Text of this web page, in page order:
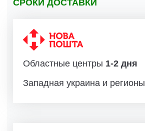
СРОКИ ДОСТАВКИ
Областные центры 1-2 дня
Западная украина и регионы